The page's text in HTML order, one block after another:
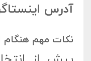
آدرس
نکات مهم هنگام